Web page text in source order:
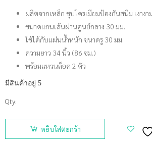
ผลิตจากเหล็ก ชุบโครเมียมป้องกันสนิม เงางาม
ขนาดแกนเส้นผ่านศูนย์กลาง 30 มม.
ใช้ได้กับแผ่นน้ำหนัก ขนาดรู 30 มม.
ความยาว 34 นิ้ว (86 ซม.)
พร้อมแหวนล็อค 2 ตัว
มีสินค้าอยู่ 5
Qty:
จำนวน
KING คาน
หยิบใส่ตะกร้า